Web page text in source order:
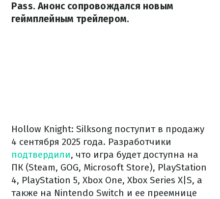
Pass. Анонс сопровождался новым
геймплейным трейлером.
Hollow Knight: Silksong поступит в продажу
4 сентября 2025 года. Разработчики
подтвердили, что игра будет доступна на
ПК (Steam, GOG, Microsoft Store), PlayStation
4, PlayStation 5, Xbox One, Xbox Series X|S, а
также на Nintendo Switch и ее преемнице